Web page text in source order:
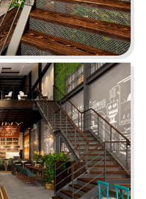
hẹn là điểm đến lý
thực Âu đỉnh cao
nghiệp độc đáo